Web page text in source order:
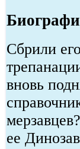
Сбрили
вновь
ее